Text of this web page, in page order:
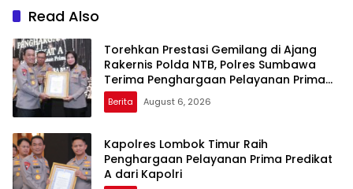
Read Also
Torehkan Prestasi Gemilang di Ajang
Rakernis Polda NTB, Polres Sumbawa
Terima Penghargaan Pelayanan Prima
Kapolri
Berita August 6, 2026
Kapolres Lombok Timur Raih
Penghargaan Pelayanan Prima Predikat
A dari Kapolri